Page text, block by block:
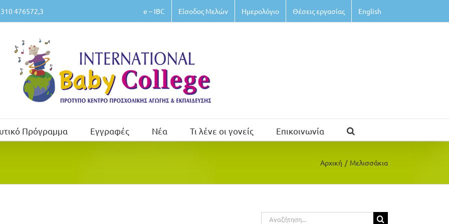
476572,3 e – IBC Είσοδος Μελών Ημερολόγιο Θέσεις εργασίας English
Πρόγραμμα Εγγραφές Νέα Τι λένε οι γονείς Επικοινωνία
Αρχική / Μελισσάκια
Αναζήτηση